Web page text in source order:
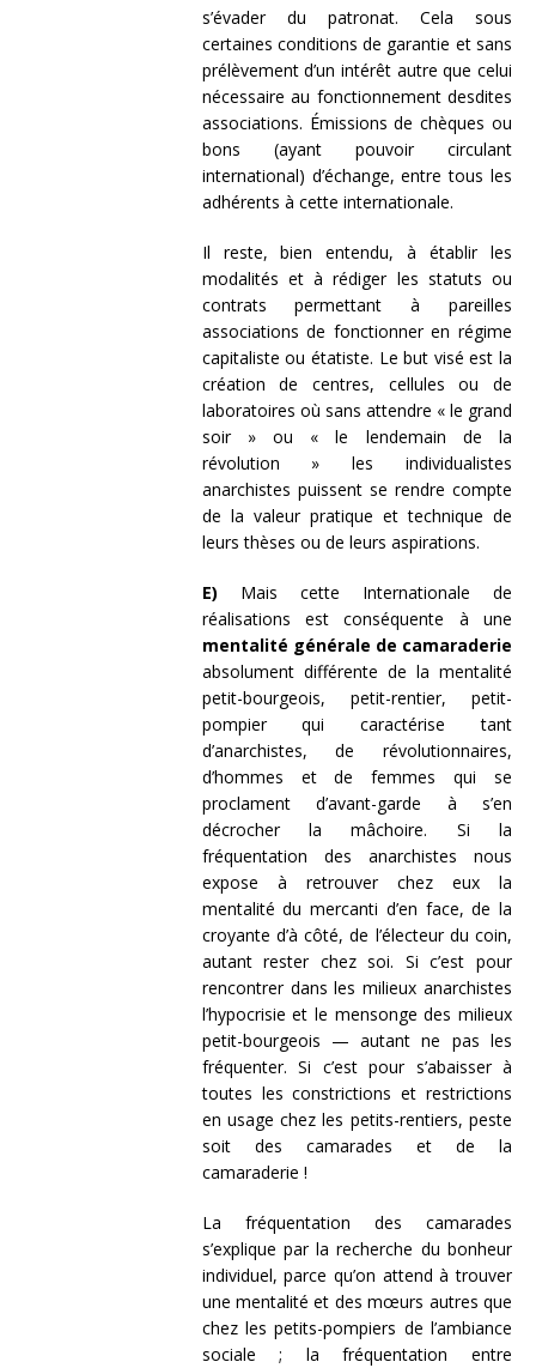
s’évader du patronat. Cela sous
certaines conditions de garantie et sans
prélèvement d’un intérêt autre que celui
nécessaire au fonctionnement desdites
associations. Émissions de chèques ou
bons (ayant pouvoir circulant
international) d’échange, entre tous les
adhérents à cette internationale.
Il reste, bien entendu, à établir les
modalités et à rédiger les statuts ou
contrats permettant à pareilles
associations de fonctionner en régime
capitaliste ou étatiste. Le but visé est la
création de centres, cellules ou de
laboratoires où sans attendre « le grand
soir » ou « le lendemain de la
révolution » les individualistes
anarchistes puissent se rendre compte
de la valeur pratique et technique de
leurs thèses ou de leurs aspirations.
E) Mais cette Internationale de
réalisations est conséquente à une
mentalité générale de camaraderie
absolument différente de la mentalité
petit-bourgeois, petit-rentier, petit-
pompier qui caractérise tant
d’anarchistes, de révolutionnaires,
d’hommes et de femmes qui se
proclament d’avant-garde à s’en
décrocher la mâchoire. Si la
fréquentation des anarchistes nous
expose à retrouver chez eux la
mentalité du mercanti d’en face, de la
croyante d’à côté, de l’électeur du coin,
autant rester chez soi. Si c’est pour
rencontrer dans les milieux anarchistes
l’hypocrisie et le mensonge des milieux
petit-bourgeois — autant ne pas les
fréquenter. Si c’est pour s’abaisser à
toutes les constrictions et restrictions
en usage chez les petits-rentiers, peste
soit des camarades et de la
camaraderie !
La fréquentation des camarades
s’explique par la recherche du bonheur
individuel, parce qu’on attend à trouver
une mentalité et des mœurs autres que
chez les petits-pompiers de l’ambiance
sociale ; la fréquentation entre